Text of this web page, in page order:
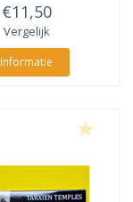
€11,50
Vergelijk
Informatie